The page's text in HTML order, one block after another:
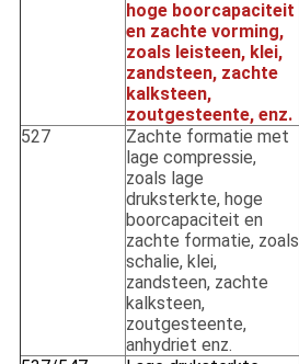
hoge boorcapaciteit
en zachte vorming,
zoals leisteen, klei,
zandsteen, zachte
kalksteen,
zoutgesteente, enz.
527
Zachte formatie met
lage compressie,
zoals lage
druksterkte, hoge
boorcapaciteit en
zachte formatie, zoals
schalie, klei,
zandsteen, zachte
kalksteen,
zoutgesteente,
anhydriet enz.